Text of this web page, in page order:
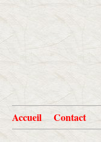
Accueil Contact